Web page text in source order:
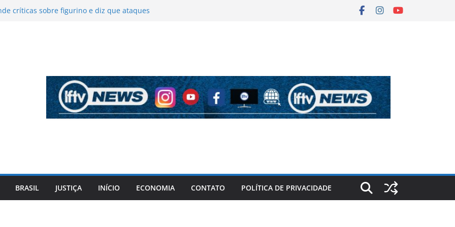
críticas sobre figurino e diz que ataques
diz que aceitará resultado das eleições,
defender mais transparência nas urnas
BRASIL JUSTIÇA INÍCIO ECONOMIA CONTATO POLÍTICA DE PRIVACIDADE